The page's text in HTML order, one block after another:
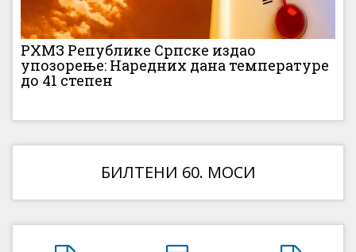
РХМЗ Републике Српске издао
упозорење: Наредних дана температуре
до 41 степен
БИЛТЕНИ 60. МОСИ